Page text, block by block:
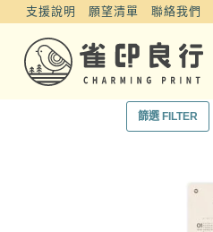
支援說明 願望清單 聯絡我們
篩選 FILTER